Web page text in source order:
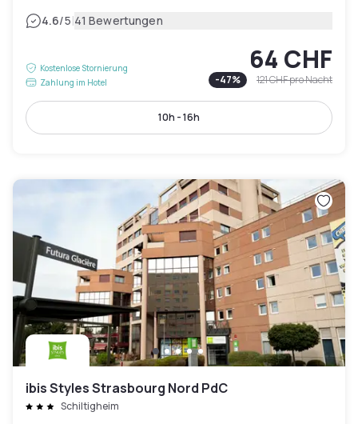
4.6/5|41 Bewertungen
Kostenlose Stornierung
Zahlung im Hotel
64 CHF
-47% 121 CHFpro Nacht
10h - 16h
ibis Styles Strasbourg Nord PdC
Schiltigheim